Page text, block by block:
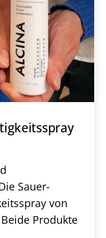
Sauer-
von
Produkte